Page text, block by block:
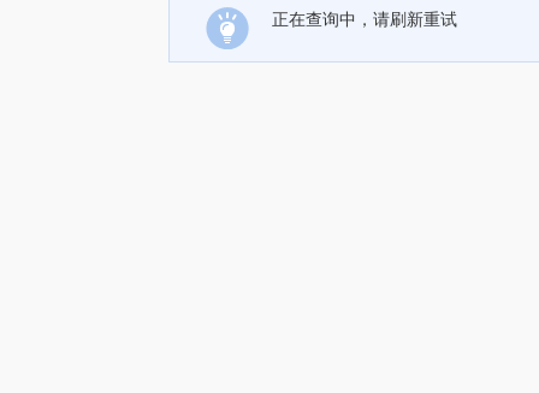
正在查询中，请刷新重试